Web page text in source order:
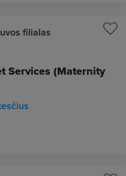
filialas
Services (Maternity